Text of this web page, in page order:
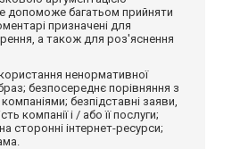
допоможе багатьом прийняти
призначені для
а також для роз'яснення
ненормативної
безпосереднє порівняння з
безпідставні заяви,
компанії і / або її послуги;
сторонні інтернет-ресурси;